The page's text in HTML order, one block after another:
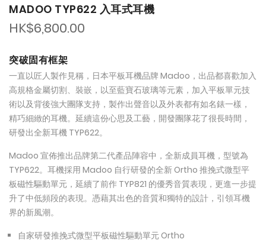
MADOO TYP622 入耳式耳機
HK$6,800.00
突破固有框架
一直以匠人製作見稱，日本平板耳機品牌 Madoo，出品都喜歡加入
高規格金屬切割、裝嵌，以至藍寶石玻璃等元素，加入平板單元技
術以及背後強大團隊支持，製作出聲音以及外表都有如名錶一樣，
精巧細緻的耳機。延續這份心思及工藝，開發團隊花了很長時間，
研發出全新耳機 TYP622。
Madoo 宣佈推出品牌第二代產品陣容中，全新成員耳機，型號為
TYP622。耳機採用 Madoo 自行研發的全新 Ortho 推挽式微型平
板磁性驅動單元，延續了前作 TYP821 的優秀音質表現，更進一步提
升了中低頻段的表現。憑藉其出色的音質和獨特的設計，引領耳機
界的新風潮。
自家研發推挽式微型平板磁性驅動單元 Ortho